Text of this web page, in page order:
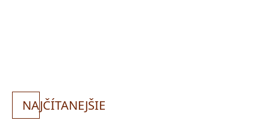
NAJČÍTANEJŠIE